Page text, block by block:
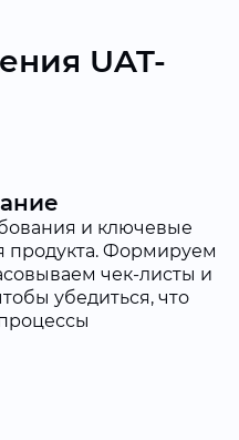
UAT-
и ключевые
продукта. Формируем
чек-листы и
убедиться, что